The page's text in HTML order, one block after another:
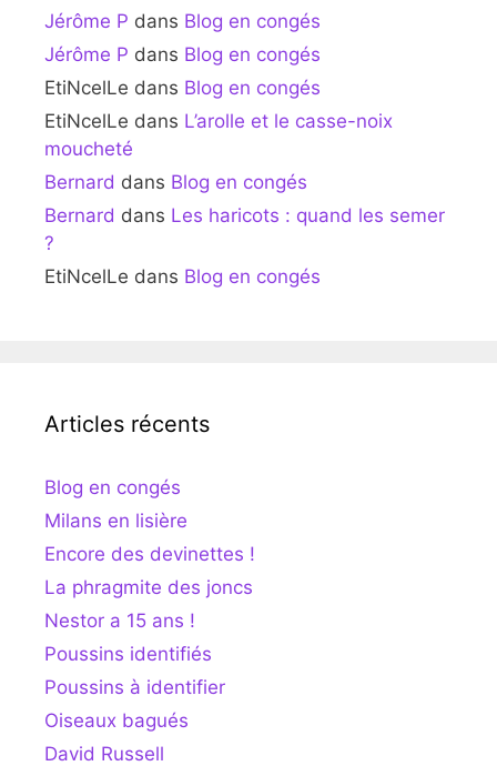
Jérôme P dans Blog en congés
Jérôme P dans Blog en congés
EtiNcelLe dans Blog en congés
EtiNcelLe dans L’arolle et le casse-noix
moucheté
Bernard dans Blog en congés
Bernard dans Les haricots : quand les semer
?
EtiNcelLe dans Blog en congés
Articles récents
Blog en congés
Milans en lisière
Encore des devinettes !
La phragmite des joncs
Nestor a 15 ans !
Poussins identifiés
Poussins à identifier
Oiseaux bagués
David Russell